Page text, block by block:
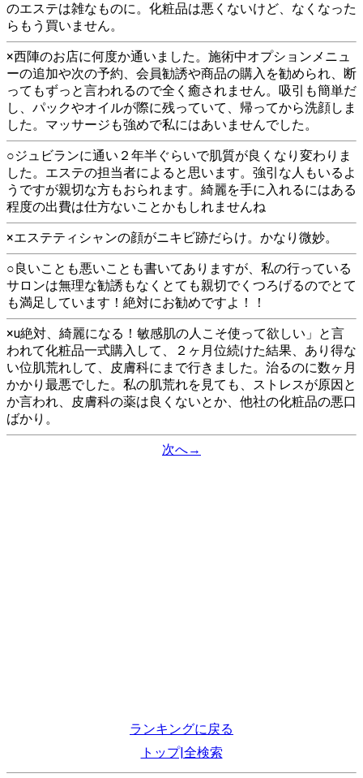
のエステは雑なものに。化粧品は悪くないけど、なくなった
らもう買いません。
×西陣のお店に何度か通いました。施術中オプションメニュ
ーの追加や次の予約、会員勧誘や商品の購入を勧められ、断
ってもずっと言われるので全く癒されません。吸引も簡単だ
し、パックやオイルが際に残っていて、帰ってから洗顔しま
した。マッサージも強めで私にはあいませんでした。
○ジュビランに通い２年半ぐらいで肌質が良くなり変わりま
した。エステの担当者によると思います。強引な人もいるよ
うですが親切な方もおられます。綺麗を手に入れるにはある
程度の出費は仕方ないことかもしれませんね
×エステティシャンの顔がニキビ跡だらけ。かなり微妙。
○良いことも悪いことも書いてありますが、私の行っている
サロンは無理な勧誘もなくとても親切でくつろげるのでとて
も満足しています！絶対にお勧めですよ！！
×u絶対、綺麗になる！敏感肌の人こそ使って欲しい」と言
われて化粧品一式購入して、２ヶ月位続けた結果、あり得な
い位肌荒れして、皮膚科にまで行きました。治るのに数ヶ月
かかり最悪でした。私の肌荒れを見ても、ストレスが原因と
か言われ、皮膚科の薬は良くないとか、他社の化粧品の悪口
ばかり。
次へ→
ランキングに戻る
トップ|全検索